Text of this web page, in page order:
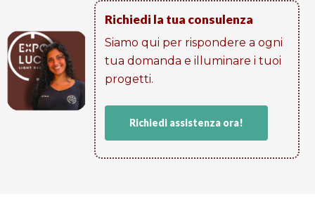
Richiedi la tua consulenza
Siamo qui per rispondere a ogni
tua domanda e illuminare i tuoi
progetti​.
Richiedi assistenza ora!